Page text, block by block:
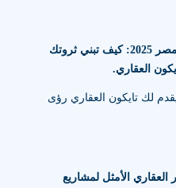
الاستثمار العقاري في مصر 2025: كيف تبني ثروتك
العقاري.
لك تايكون العقاري رؤى
الأمثل لمشاريع